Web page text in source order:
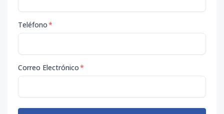
Teléfono*
Correo Electrónico*